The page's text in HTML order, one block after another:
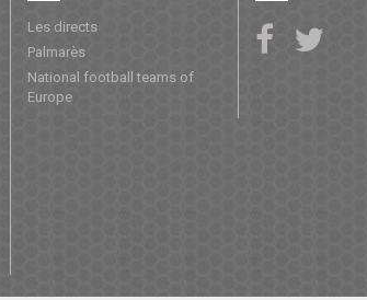
Les directs
Palmarès
National football teams of
Europe